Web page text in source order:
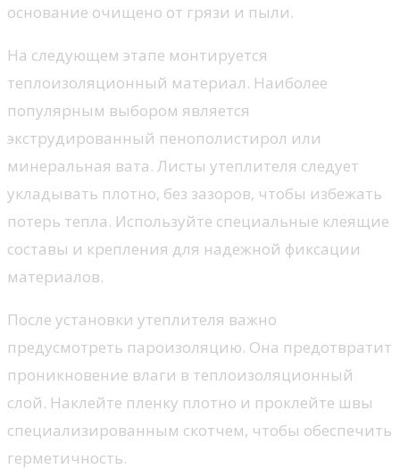
основание очищено от грязи и пыли.
На следующем этапе монтируется
теплоизоляционный материал. Наиболее
популярным выбором является
экструдированный пенополистирол или
минеральная вата. Листы утеплителя следует
укладывать плотно, без зазоров, чтобы избежать
потерь тепла. Используйте специальные клеящие
составы и крепления для надежной фиксации
материалов.
После установки утеплителя важно
предусмотреть пароизоляцию. Она предотвратит
проникновение влаги в теплоизоляционный
слой. Наклейте пленку плотно и проклейте швы
специализированным скотчем, чтобы обеспечить
герметичность.